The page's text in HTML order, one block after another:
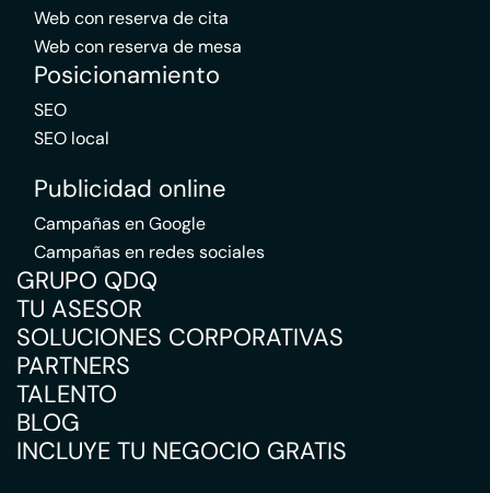
Web con reserva de cita
Web con reserva de mesa
Posicionamiento
SEO
SEO local
Publicidad online
Campañas en Google
Campañas en redes sociales
GRUPO QDQ
TU ASESOR
SOLUCIONES CORPORATIVAS
PARTNERS
TALENTO
BLOG
INCLUYE TU NEGOCIO GRATIS